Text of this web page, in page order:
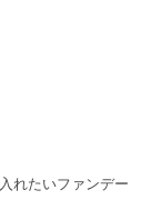
れたいファンデー